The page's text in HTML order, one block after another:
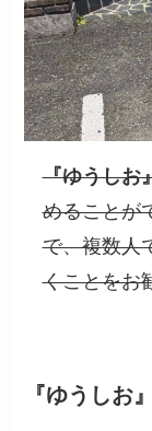
『ゆうしお
めることが
で、複数人
くことをお
『ゆうしお